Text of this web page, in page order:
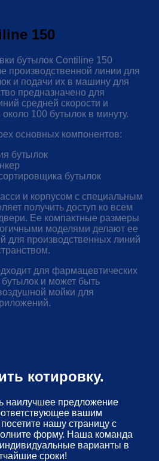
150
бутылок Contiline 150
производственной линии для
и подачи их в машину для
предназначено для
средней скорости и
около 100 бутылок в минуту.
основных компонентов:
бутылок
бутылок
и корпусом с специальным
получить доступ ко всем
Ее компактные размеры
моделями делают ее
для производственных линий
для фармацевтических
и может быть
мойки для
котировку.
наилучшее предложение
вашим
нашу страницу с
форму. Наша команда
варианты в
сроки!